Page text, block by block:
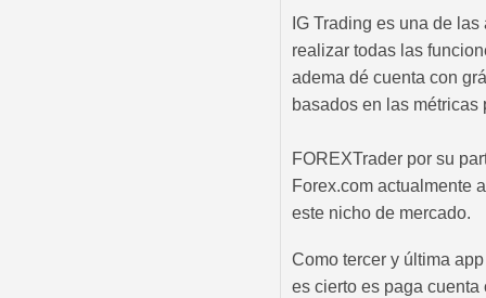
IG Trading es una de
realizar todas las
adema dé cuenta con
basados en las
FOREXTrader por su
Forex.com actualmente
este nicho de mercado.
Como tercer y última
es cierto es paga